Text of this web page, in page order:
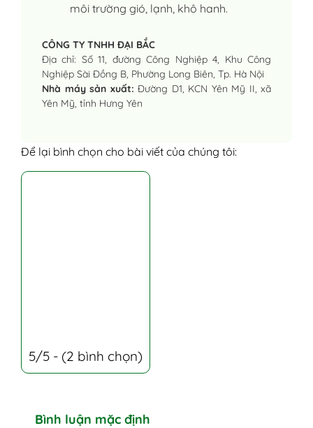
môi trường gió, lạnh, khô hanh.
CÔNG TY TNHH ĐẠI BẮC
Địa chỉ: Số 11, đường Công Nghiệp 4, Khu Công
Nghiệp Sài Đồng B, Phường Long Biên, Tp. Hà Nội
Nhà máy sản xuất: Đường D1, KCN Yên Mỹ II, xã
Yên Mỹ, tỉnh Hưng Yên
Để lại bình chọn cho bài viết của chúng tôi:
5/5 - (2 bình chọn)
Bình luận mặc định